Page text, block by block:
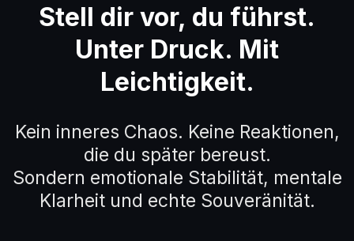
Stell dir vor, du führst.
Unter Druck. Mit
Leichtigkeit.
Kein inneres Chaos. Keine Reaktionen,
die du später bereust.
Sondern emotionale Stabilität, mentale
Klarheit und echte Souveränität.